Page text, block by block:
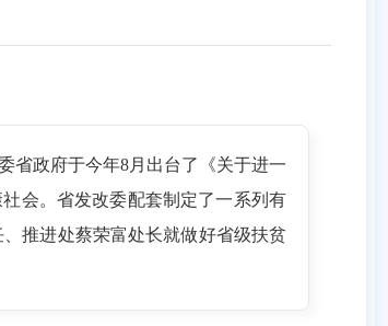
省政府于今年8月出台了《关于进一
会。省发改委配套制定了一系列有
、推进处蔡荣富处长就做好省级扶贫